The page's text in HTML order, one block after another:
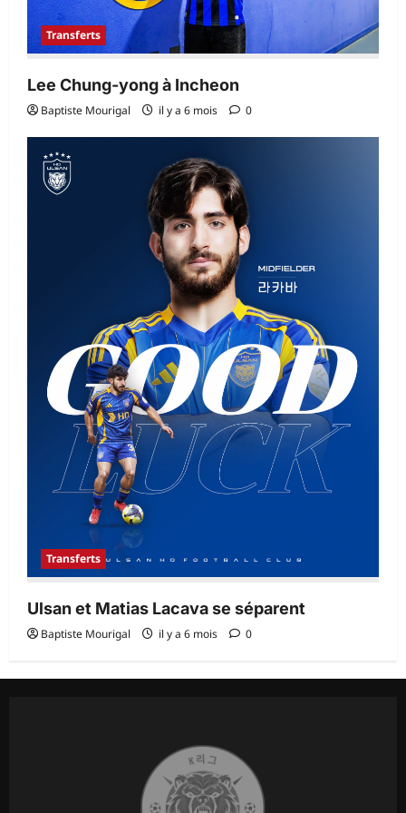
Transferts
Lee Chung-yong à Incheon
Baptiste Mourigal il y a 6 mois 0
Transferts
Ulsan et Matias Lacava se séparent
Baptiste Mourigal il y a 6 mois 0